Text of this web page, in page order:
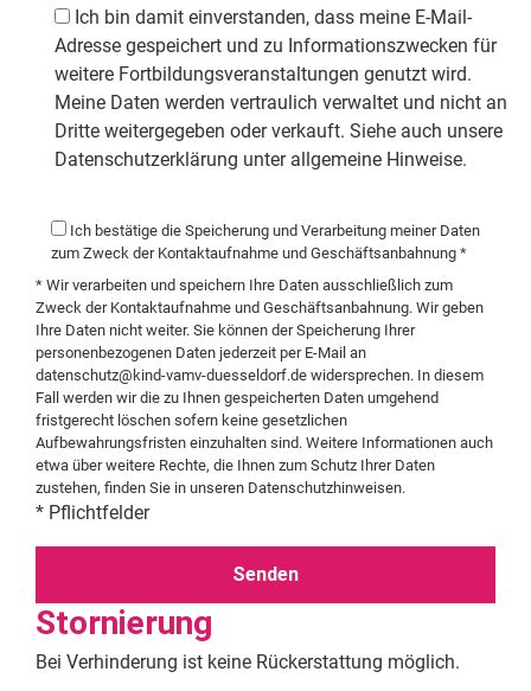
Ich bin damit einverstanden, dass meine E-Mail-
Adresse gespeichert und zu Informationszwecken für
weitere Fortbildungsveranstaltungen genutzt wird.
Meine Daten werden vertraulich verwaltet und nicht an
Dritte weitergegeben oder verkauft. Siehe auch unsere
Datenschutzerklärung unter allgemeine Hinweise.
Ich bestätige die Speicherung und Verarbeitung meiner Daten
zum Zweck der Kontaktaufnahme und Geschäftsanbahnung *
* Wir verarbeiten und speichern Ihre Daten ausschließlich zum
Zweck der Kontaktaufnahme und Geschäftsanbahnung. Wir geben
Ihre Daten nicht weiter. Sie können der Speicherung Ihrer
personenbezogenen Daten jederzeit per E-Mail an
datenschutz@kind-vamv-duesseldorf.de widersprechen. In diesem
Fall werden wir die zu Ihnen gespeicherten Daten umgehend
fristgerecht löschen sofern keine gesetzlichen
Aufbewahrungsfristen einzuhalten sind. Weitere Informationen auch
etwa über weitere Rechte, die Ihnen zum Schutz Ihrer Daten
zustehen, finden Sie in unseren Datenschutzhinweisen.
* Pflichtfelder
Stornierung
Bei Verhinderung ist keine Rückerstattung möglich.